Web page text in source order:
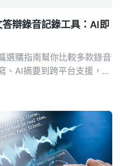
答辯錄音記錄工具：AI即
選購指南幫你比較多款錄音
、AI摘要到跨平台支援，推